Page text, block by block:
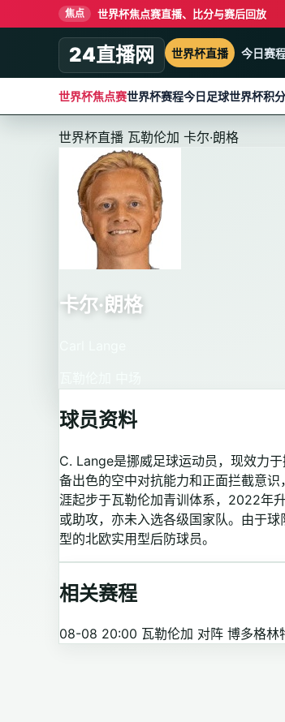
焦点 世界杯焦点赛直播、比分与赛后回放
24直播网 世界杯直播 今日赛
世界杯焦点赛世界杯赛程今日足球世界杯积分
世界杯直播 瓦勒伦加 卡尔·朗格
卡尔·朗格
球员资料
C. Lange是挪威足球运动员，现效力
备出色的空中对抗能力和正面拦截意
涯起步于瓦勒伦加青训体系，2022年
或助攻，亦未入选各级国家队。由于
型的北欧实用型后防球员。
相关赛程
08-08 20:00 瓦勒伦加 对阵 博多格林